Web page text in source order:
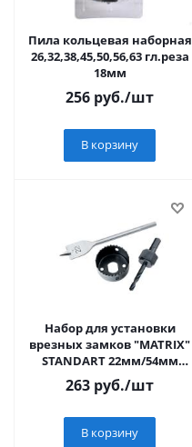
Пила кольцевая наборная
26,32,38,45,50,56,63 гл.реза
18мм
256 руб./шт
В корзину
Набор для установки
врезных замков "MATRIX"
STANDART 22мм/54мм
(перовое сверло/
кольцевая пила)
263 руб./шт
В корзину